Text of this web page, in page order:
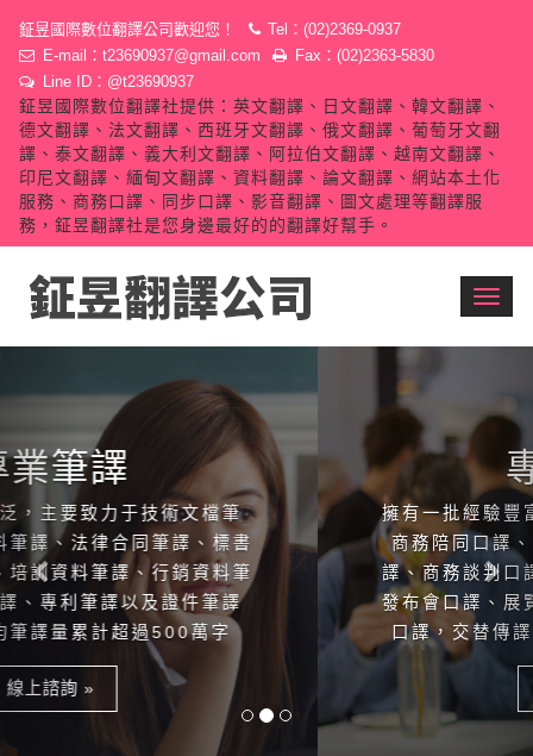
鉦昱國際數位翻譯公司歡迎您！
Tel：(02)2369-0937
E-mail： t23690937@gmail.com
Fax：(02)2363-5830
Line ID：@t23690937
鉦昱國際數位翻譯社提供：英文翻譯、日文翻譯、韓文翻譯、
德文翻譯、法文翻譯、西班牙文翻譯、俄文翻譯、葡萄牙文翻
譯、泰文翻譯、義大利文翻譯、阿拉伯文翻譯、越南文翻譯、
印尼文翻譯、緬甸文翻譯、資料翻譯、論文翻譯、網站本土化
服務、商務口譯、同步口譯、影音翻譯、圖文處理等翻譯服
務，鉦昱翻譯社是您身邊最好的的翻譯好幫手。
專業口譯
擁有一批經驗豐富的資深口譯人才，可以提供
商務陪同口譯、技術交流口譯、商務會議口
譯、商務談判口譯、大中小型論壇口譯、新聞
發布會口譯、展覽會現場口譯、大型國際會議
口譯，交替傳譯以及同聲傳譯等口譯服務。
線上諮詢 »
Previous